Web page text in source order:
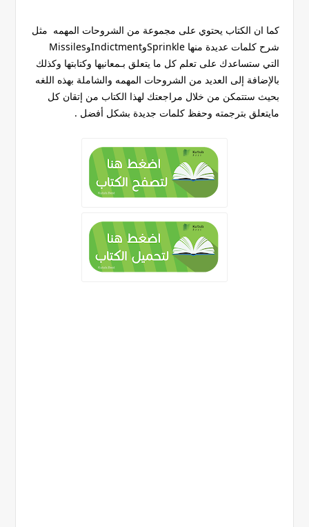
كما ان الكتاب يحتوي على مجموعة من الشروحات المهمه مثل
شرح كلمات عديدة منها SprinkleوIndictmentوMissiles
التي ستساعدك على تعلم كل ما يتعلق بـمعانيها وكتابتها وكذلك
بالإضافة إلى العديد من الشروحات المهمه والشاملة بهذه اللغه
بحيث ستتمكن من خلال مراجعتك لهذا الكتاب من إتقان كل
مايتعلق بترجمته وحفظ كلمات جديدة بشكل أفضل .